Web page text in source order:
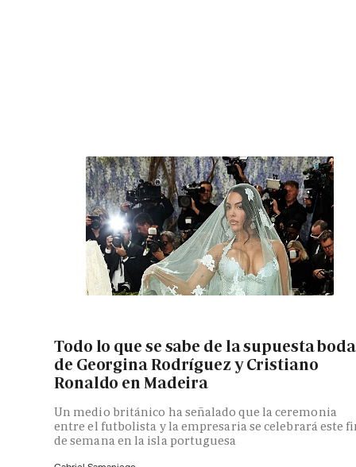
Todo lo que se sabe de la supuesta boda
de Georgina Rodríguez y Cristiano
Ronaldo en Madeira
Un medio británico ha señalado que la ceremonia
entre el futbolista y la empresaria se celebrará este
de semana en la isla portuguesa